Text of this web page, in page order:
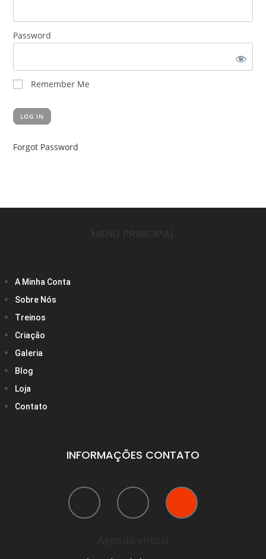
Password
Remember Me
Forgot Password
A Minha Conta
Sobre Nós
Treinos
Criação
Galeria
Blog
Loja
Contato
INFORMAÇÕES CONTATO